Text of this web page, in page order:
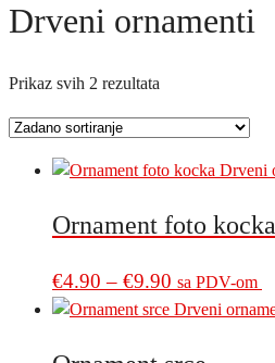
Drveni ornamenti
Prikaz svih 2 rezultata
Ornament foto kocka
€4.90 – €9.90 Price
range:
sa PDV-om